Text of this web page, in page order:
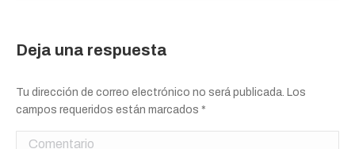
Deja una respuesta
Tu dirección de correo electrónico no será publicada. Los
campos requeridos están marcados *
Comentario